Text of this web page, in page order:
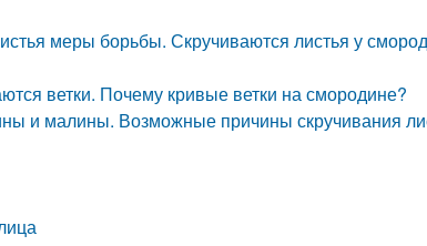
меры борьбы. Скручиваются листья у
ветки. Почему кривые ветки на смородине?
и малины. Возможные причины скручивания